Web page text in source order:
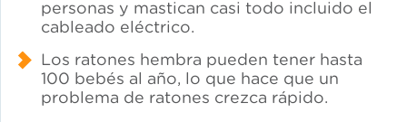
carteras
personas y mastican casi todo incluido el
cableado eléctrico.
Los ratones hembra pueden tener hasta
100 bebés al año, lo que hace que un
problema de ratones crezca rápido.